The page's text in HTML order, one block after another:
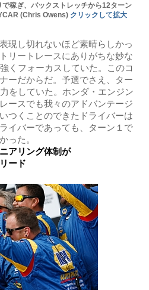
稼ぎ、バックストレッチから12ターン
(Chris Owens) クリックして拡大
現し切れないほど素晴らしかっ
リートレースにありがちな妙な
くフォーカスしていた。このコ
ーだからだ。予選でさえ、ター
をしていた。ホンダ・エンジン
ースでも我々のアドバンテージ
つくことのできたドライバーは
イバーであっても、ターン１で
った。
アリング体制が
ード